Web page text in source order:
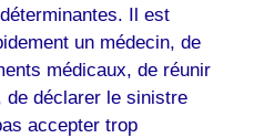
Il est
un médecin, de
médicaux, de réunir
de déclarer le sinistre
accepter trop